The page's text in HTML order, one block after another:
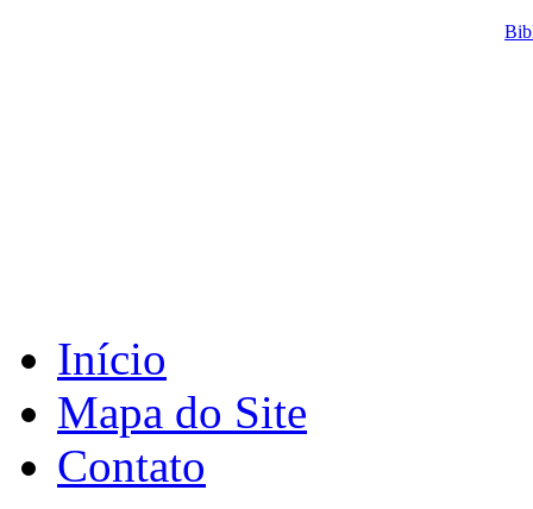
Início
Mapa do Site
Contato